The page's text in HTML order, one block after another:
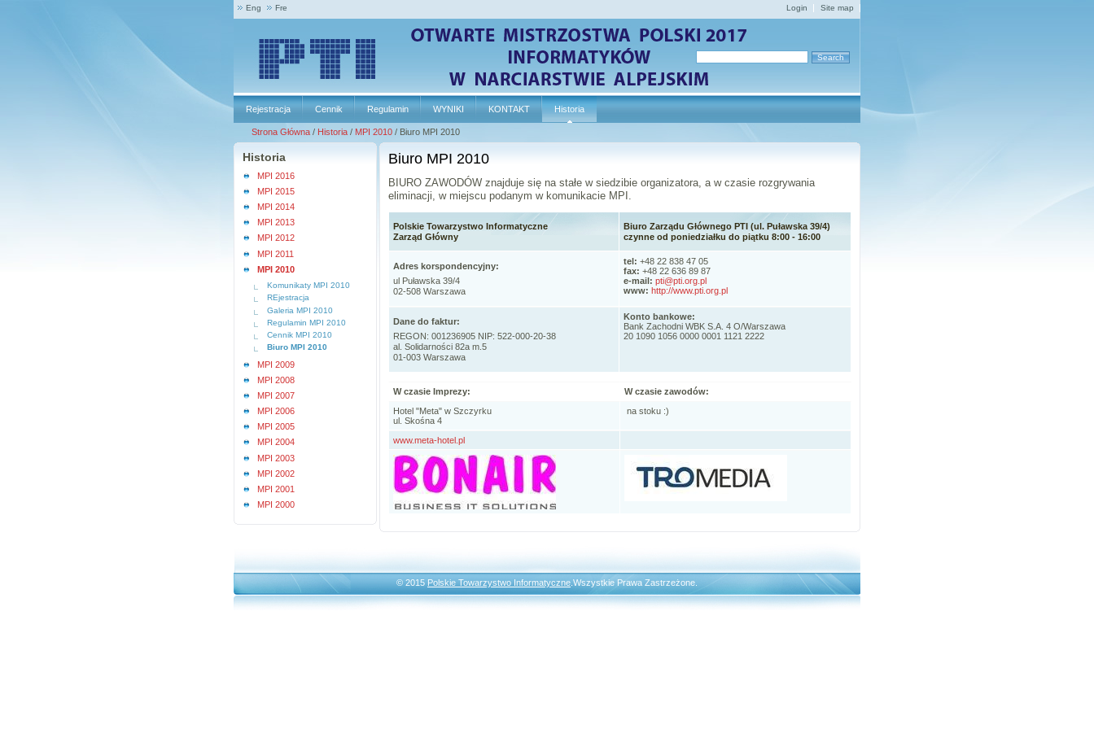
Eng Fre Site map
Login
Rejestracja Cennik Regulamin WYNIKI KONTAKT Historia
Strona Główna / Historia / MPI 2010 / Biuro MPI 2010
Historia
MPI 2016
MPI 2015
MPI 2014
MPI 2013
MPI 2012
MPI 2011
MPI 2010
Komunikaty MPI 2010
REjestracja
Galeria MPI 2010
Regulamin MPI 2010
Cennik MPI 2010
Biuro MPI 2010
MPI 2009
MPI 2008
MPI 2007
MPI 2006
MPI 2005
MPI 2004
MPI 2003
MPI 2002
MPI 2001
MPI 2000
Biuro MPI 2010
BIURO ZAWODÓW znajduje się na stałe w siedzibie organizatora, a w czasie rozgrywania
eliminacji, w miejscu podanym w komunikacie MPI.
Polskie Towarzystwo Informatyczne
Zarząd Główny
Biuro Zarządu Głównego PTI (ul. Puławska 39/4)
czynne od poniedziałku do piątku 8:00 - 16:00
Adres korspondencyjny:
ul Puławska 39/4
02-508 Warszawa
tel: +48 22 838 47 05
fax: +48 22 636 89 87
e-mail:pti@pti.org.pl
www:http://www.pti.org.pl
Dane do faktur:
REGON: 001236905 NIP: 522-000-20-38
al. Solidarności 82a m.5
01-003 Warszawa
Konto bankowe:
Bank Zachodni WBK S.A. 4 O/Warszawa
20 1090 1056 0000 0001 1121 2222
W czasie Imprezy:
W czasie zawodów:
Hotel "Meta" w Szczyrku
ul. Skośna 4
na stoku :)
www.meta-hotel.pl
© 2015 Polskie Towarzystwo Informatyczne .Wszystkie Prawa Zastrzeżone.